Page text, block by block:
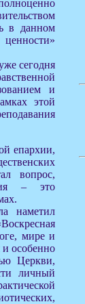
в данном
сегодня
и
этой
епархии,
вопрос,
– это
наметил
мире и
и особенно
Церкви,
личный